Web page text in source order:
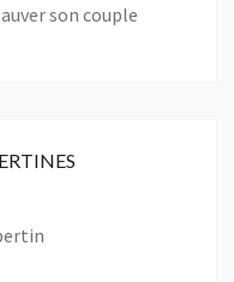
son couple